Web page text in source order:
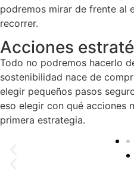
podremos mirar de frente al
recorrer.
Acciones
Todo no podremos hacerlo
sostenibilidad nace de
elegir pequeños pasos
eso elegir con qué acciones
primera estrategia.